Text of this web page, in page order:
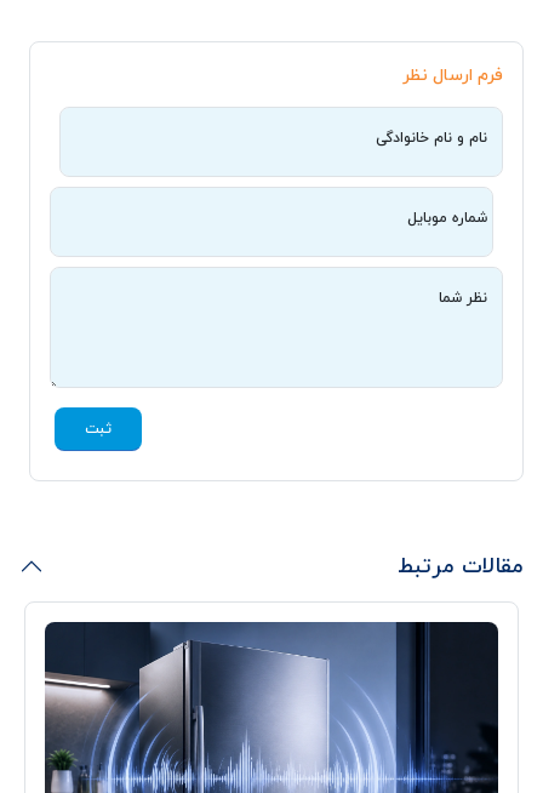
فرم ارسال نظر
نام و نام خانوادگی
شماره موبایل
نظر شما
ثبت
مقالات مرتبط